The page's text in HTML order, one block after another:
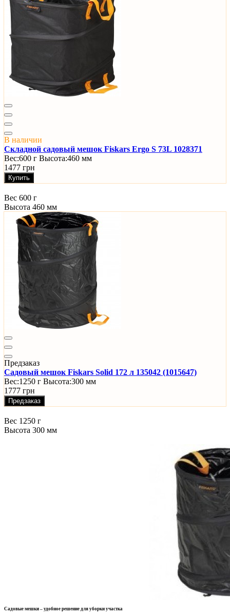
В наличии
Складной садовый мешок Fiskars Ergo S 73L 1028371
Вес:600 г Высота:460 мм
1477 грн
Купить
Вес 600 г
Высота 460 мм
Предзаказ
Садовый мешок Fiskars Solid 172 л 135042 (1015647)
Вес:1250 г Высота:300 мм
1777 грн
Предзаказ
Вес 1250 г
Высота 300 мм
Садовые мешки – удобное решение для уборки участка